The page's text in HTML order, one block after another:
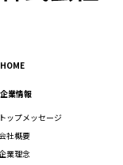
HOME
企業情報
ップメッセージ
社概要
業理念